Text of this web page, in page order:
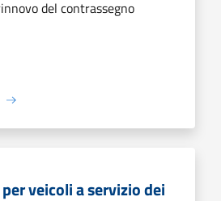
del contrassegno
veicoli a servizio dei